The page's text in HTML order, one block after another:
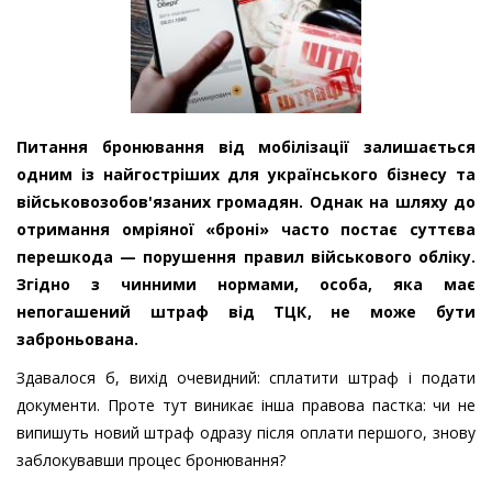
Питання бронювання від мобілізації залишається
одним із найгостріших для українського бізнесу та
військовозобов'язаних громадян. Однак на шляху до
отримання омріяної «броні» часто постає суттєва
перешкода — порушення правил військового обліку.
Згідно з чинними нормами, особа, яка має
непогашений штраф від ТЦК, не може бути
заброньована.
Здавалося б, вихід очевидний: сплатити штраф і подати
документи. Проте тут виникає інша правова пастка: чи не
випишуть новий штраф одразу після оплати першого, знову
заблокувавши процес бронювання?